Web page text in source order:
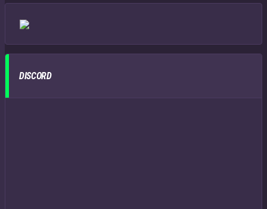
DISCORD